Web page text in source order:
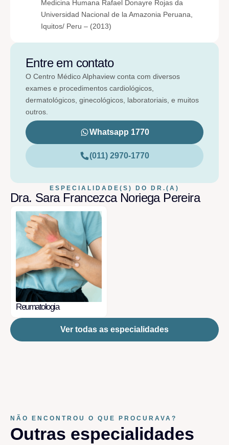
Medicina Humana Rafael Donayre Rojas da
Universidad Nacional de la Amazonia Peruana,
Iquitos/ Peru – (2013)
Entre em contato
O Centro Médico Alphaview conta com diversos
exames e procedimentos cardiológicos,
dermatológicos, ginecológicos, laboratoriais, e muitos
outros.
Whatsapp 1770
(011) 2970-1770
ESPECIALIDADE(S) DO DR.(A)
Dra. Sara Francezca Noriega Pereira
Reumatologia
Ver todas as especialidades
NÃO ENCONTROU O QUE PROCURAVA?
Outras especialidades​